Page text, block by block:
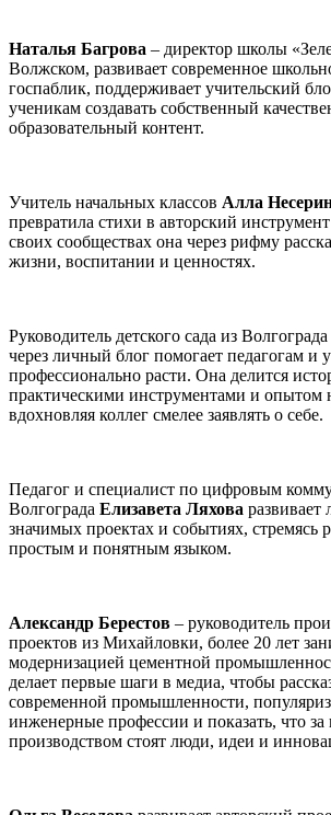
Наталья Багрова – директор школы
Волжском, развивает современное
госпаблик, поддерживает учительский
ученикам создавать собственный
образовательный контент.
Учитель начальных классов Алла
превратила стихи в авторский
своих сообществах она через рифму
жизни, воспитании и ценностях.
Руководитель детского сада из Волгограда
через личный блог помогает педагогам и
профессионально расти. Она делится
практическими инструментами и опытом
вдохновляя коллег смелее заявлять о себе.
Педагог и специалист по цифровым
Волгограда Елизавета Ляхова
значимых проектах и событиях, стремясь
простым и понятным языком.
Александр Берестов – руководитель
проектов из Михайловки, более 20 лет
модернизацией цементной
делает первые шаги в медиа, чтобы
современной промышленности,
инженерные профессии и показать, что
производством стоят люди, идеи и